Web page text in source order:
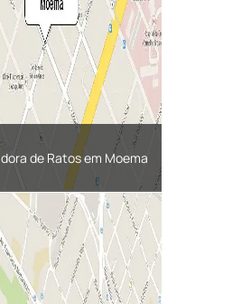
de Ratos em Moema